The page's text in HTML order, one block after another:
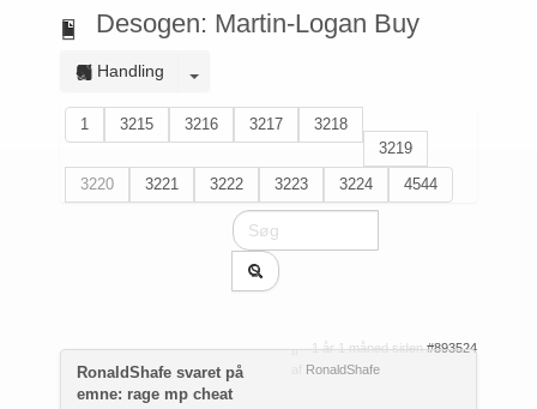
Desogen: Martin-Logan Buy
Handling
1 3215 3216 3217
3218
3219
3220
3221 3222 3223 3224 4544
1 år 1 måned siden #893524
RonaldShafe
RonaldShafe svaret på
emne: rage mp cheat